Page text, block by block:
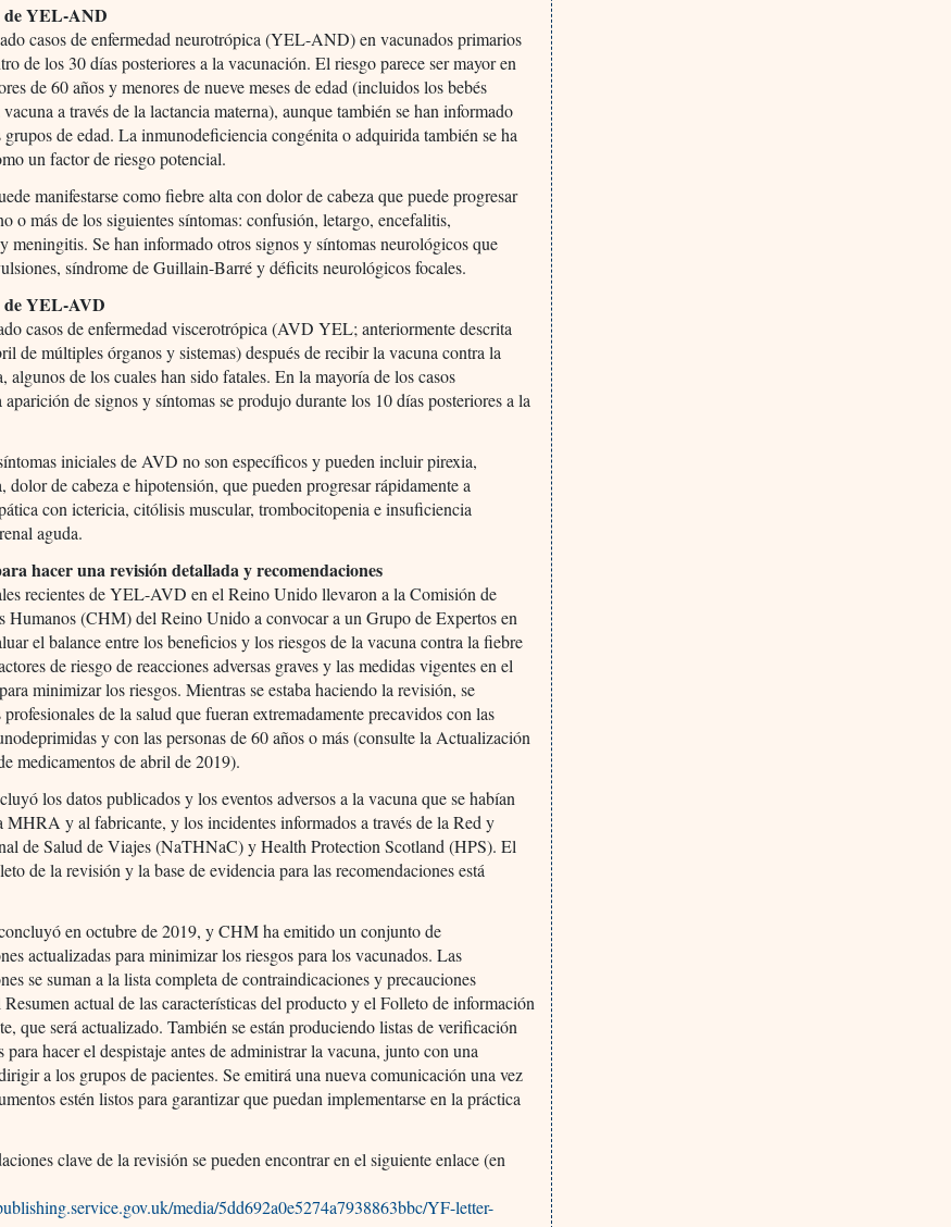
de YEL-AND
casos de enfermedad neurotrópica (YEL-AND) en vacunados primarios
de los 30 días posteriores a la vacunación. El riesgo parece ser mayor en
de 60 años y menores de nueve meses de edad (incluidos los bebés
vacuna a través de la lactancia materna), aunque también se han informado
grupos de edad. La inmunodeficiencia congénita o adquirida también se ha
un factor de riesgo potencial.
manifestarse como fiebre alta con dolor de cabeza que puede progresar
o más de los siguientes síntomas: confusión, letargo, encefalitis,
meningitis. Se han informado otros signos y síntomas neurológicos que
síndrome de Guillain-Barré y déficits neurológicos focales.
de YEL-AVD
casos de enfermedad viscerotrópica (AVD YEL; anteriormente descrita
de múltiples órganos y sistemas) después de recibir la vacuna contra la
algunos de los cuales han sido fatales. En la mayoría de los casos
de signos y síntomas se produjo durante los 10 días posteriores a la
iniciales de AVD no son específicos y pueden incluir pirexia,
dolor de cabeza e hipotensión, que pueden progresar rápidamente a
con ictericia, citólisis muscular, trombocitopenia e insuficiencia
aguda.
hacer una revisión detallada y recomendaciones
recientes de YEL-AVD en el Reino Unido llevaron a la Comisión de
Humanos (CHM) del Reino Unido a convocar a un Grupo de Expertos en
el balance entre los beneficios y los riesgos de la vacuna contra la fiebre
de riesgo de reacciones adversas graves y las medidas vigentes en el
minimizar los riesgos. Mientras se estaba haciendo la revisión, se
profesionales de la salud que fueran extremadamente precavidos con las
y con las personas de 60 años o más (consulte la Actualización
medicamentos de abril de 2019).
los datos publicados y los eventos adversos a la vacuna que se habían
MHRA y al fabricante, y los incidentes informados a través de la Red y
de Salud de Viajes (NaTHNaC) y Health Protection Scotland (HPS). El
de la revisión y la base de evidencia para las recomendaciones está
en octubre de 2019, y CHM ha emitido un conjunto de
actualizadas para minimizar los riesgos para los vacunados. Las
se suman a la lista completa de contraindicaciones y precauciones
Resumen actual de las características del producto y el Folleto de información
que será actualizado. También se están produciendo listas de verificación
para hacer el despistaje antes de administrar la vacuna, junto con una
a los grupos de pacientes. Se emitirá una nueva comunicación una vez
estén listos para garantizar que puedan implementarse en la práctica
clave de la revisión se pueden encontrar en el siguiente enlace (en
media/5dd692a0e5274a7938863bbc/YF-letter-